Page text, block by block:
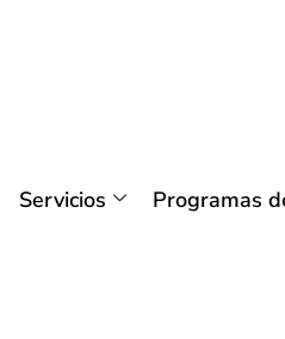
Servicios Programas